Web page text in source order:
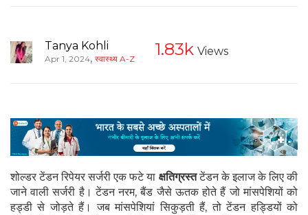
Tanya Kohli
Apr 1, 2024, स्वास्थ्य A-Z 1.83k Views
शोल्डर टेंडन रिपेयर सर्जरी एक फटे या क्षतिग्रस्तटेंडन के इलाज के लिए की
जाने वाली सर्जरी है। टेंडन नरम, बैंड जैसे ऊतक होते हैं जो मांसपेशियों को
हड्डी से जोड़ते हैं। जब मांसपेशियां सिकुड़ती हैं, तो टेंडन हड्डियों को